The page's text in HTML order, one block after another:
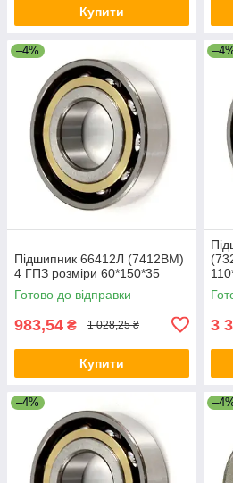
Купити
–4%
Підшипник 66412Л (7412ВМ)
4 ГПЗ розміри 60*150*35
Готово до відправки
983,54 ₴ 1 028,25 ₴
Купити
3
–4%